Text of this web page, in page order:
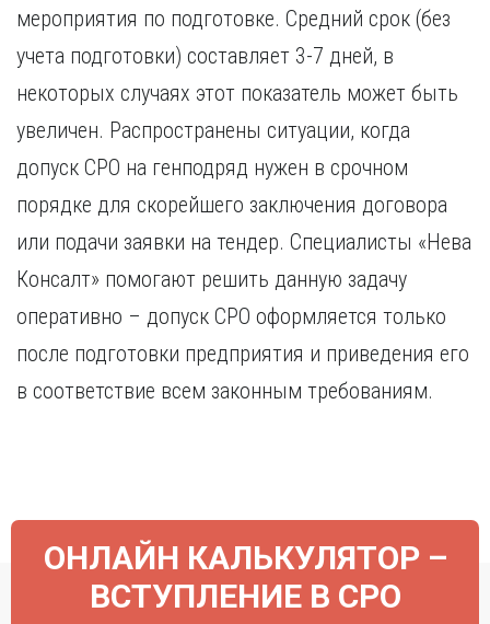
мероприятия по подготовке. Средний срок (без
учета подготовки) составляет 3-7 дней, в
некоторых случаях этот показатель может быть
увеличен. Распространены ситуации, когда
допуск СРО на генподряд нужен в срочном
порядке для скорейшего заключения договора
или подачи заявки на тендер. Специалисты «Нева
Консалт» помогают решить данную задачу
оперативно – допуск СРО оформляется только
после подготовки предприятия и приведения его
в соответствие всем законным требованиям.
ОНЛАЙН КАЛЬКУЛЯТОР –
ВСТУПЛЕНИЕ В СРО